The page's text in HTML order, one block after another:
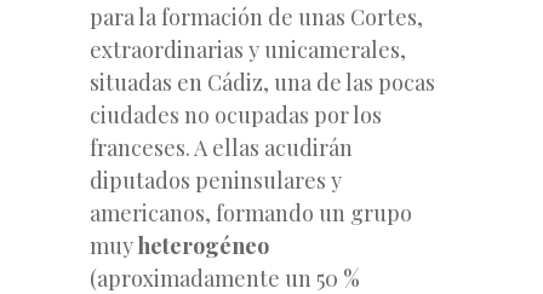
para la formación de unas Cortes,
extraordinarias y unicamerales,
situadas en Cádiz, una de las pocas
ciudades no ocupadas por los
franceses. A ellas acudirán
diputados peninsulares y
americanos, formando un grupo
muyheterogéneo
(aproximadamente un 50 %